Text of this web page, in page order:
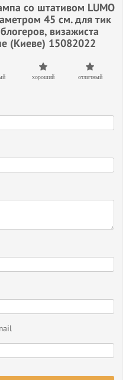
со штативом LUMO
45 см. для тик
визажиста
(Киеве) 15082022
хороший отличный